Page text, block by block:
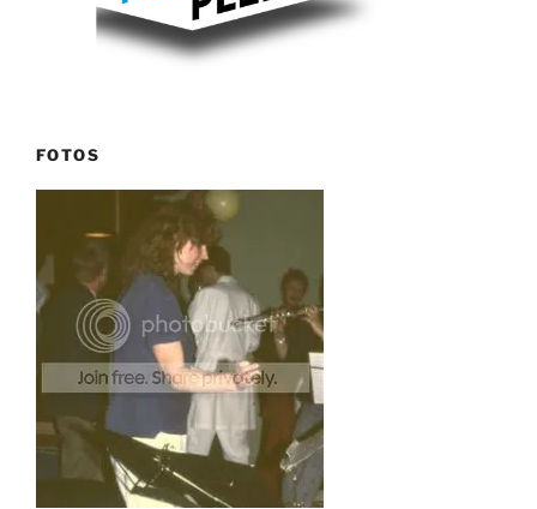
FOTOS